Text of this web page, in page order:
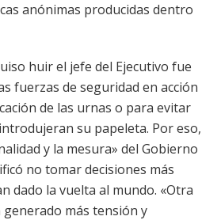
anónimas producidas dentro
huir el jefe del Ejecutivo fue
fuerzas de seguridad en acción
de las urnas o para evitar
su papeleta. Por eso,
y la mesura» del Gobierno
no tomar decisiones más
dado la vuelta al mundo. «Otra
más tensión y